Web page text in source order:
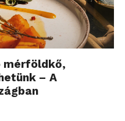
mérföldkő,
– A